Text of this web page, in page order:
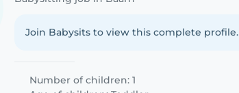
Join Babysits to view this complete profile.
Number of children: 1